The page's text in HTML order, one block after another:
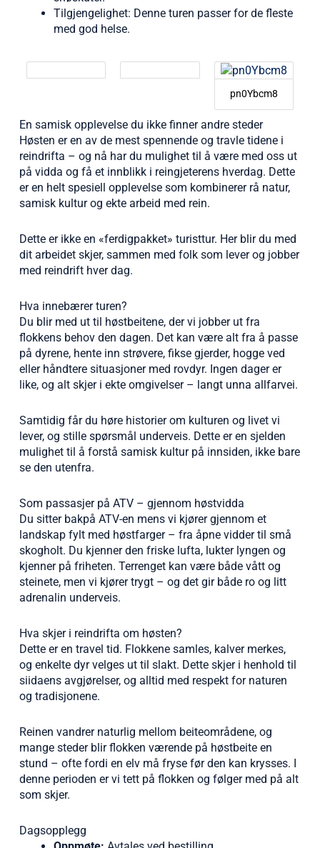
Tilgjengelighet: Denne turen passer for de fleste
med god helse.
pn0Ybcm8
En samisk opplevelse du ikke finner andre steder
Høsten er en av de mest spennende og travle tidene i
reindrifta – og nå har du mulighet til å være med oss ut
på vidda og få et innblikk i reingjeterens hverdag. Dette
er en helt spesiell opplevelse som kombinerer rå natur,
samisk kultur og ekte arbeid med rein.
Dette er ikke en «ferdigpakket» turisttur. Her blir du med
dit arbeidet skjer, sammen med folk som lever og jobber
med reindrift hver dag.
Hva innebærer turen?
Du blir med ut til høstbeitene, der vi jobber ut fra
flokkens behov den dagen. Det kan være alt fra å passe
på dyrene, hente inn strøvere, fikse gjerder, hogge ved
eller håndtere situasjoner med rovdyr. Ingen dager er
like, og alt skjer i ekte omgivelser – langt unna allfarvei.
Samtidig får du høre historier om kulturen og livet vi
lever, og stille spørsmål underveis. Dette er en sjelden
mulighet til å forstå samisk kultur på innsiden, ikke bare
se den utenfra.
Som passasjer på ATV – gjennom høstvidda
Du sitter bakpå ATV-en mens vi kjører gjennom et
landskap fylt med høstfarger – fra åpne vidder til små
skogholt. Du kjenner den friske lufta, lukter lyngen og
kjenner på friheten. Terrenget kan være både vått og
steinete, men vi kjører trygt – og det gir både ro og litt
adrenalin underveis.
Hva skjer i reindrifta om høsten?
Dette er en travel tid. Flokkene samles, kalver merkes,
og enkelte dyr velges ut til slakt. Dette skjer i henhold til
siidaens avgjørelser, og alltid med respekt for naturen
og tradisjonene.
Reinen vandrer naturlig mellom beiteområdene, og
mange steder blir flokken værende på høstbeite en
stund – ofte fordi en elv må fryse før den kan krysses. I
denne perioden er vi tett på flokken og følger med på alt
som skjer.
Dagsopplegg